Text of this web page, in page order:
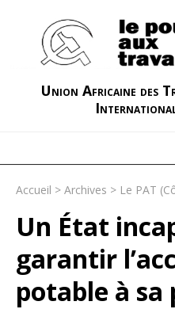
Union Africaine des
Accueil > Archives > Le PAT
Un État
garantir
potable à